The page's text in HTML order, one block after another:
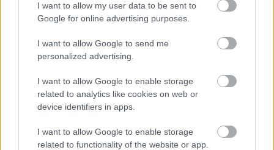
I want to allow my user data to be sent to
Google for online advertising purposes.
I want to allow Google to send me
personalized advertising.
I want to allow Google to enable storage
related to analytics like cookies on web or
device identifiers in apps.
I want to allow Google to enable storage
related to functionality of the website or app.
Kaposvár
Új kutakkal biztosítják Kaposvár
HÍRDETÉS
HÍRDETÉS